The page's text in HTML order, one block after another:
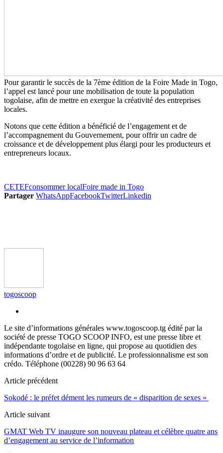
Pour garantir le succès de la 7ème édition de la Foire Made in Togo,
l’appel est lancé pour une mobilisation de toute la population
togolaise, afin de mettre en exergue la créativité des entreprises
locales.
Notons que cette édition a bénéficié de l’engagement et de
l’accompagnement du Gouvernement, pour offrir un cadre de
croissance et de développement plus élargi pour les producteurs et
entrepreneurs locaux.
CETEFconsommer localFoire made in Togo
Partager WhatsAppFacebookTwitterLinkedin
togoscoop
Le site d’informations générales www.togoscoop.tg édité par la
société de presse TOGO SCOOP INFO, est une presse libre et
indépendante togolaise en ligne, qui propose au quotidien des
informations d’ordre et de publicité. Le professionnalisme est son
crédo. Téléphone (00228) 90 96 63 64
Article précédent
Sokodé : le préfet dément les rumeurs de « disparition de sexes »
Article suivant
GMAT Web TV inaugure son nouveau plateau et célèbre quatre ans
d’engagement au service de l’information